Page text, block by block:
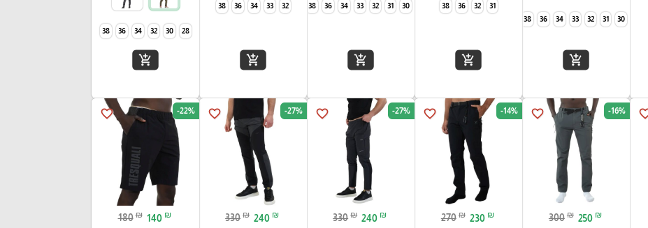
30
31
32
33
34
36
38
add_shopping_cart
31
32
36
38
add_shopping_cart
30
31
32
33
34
36
38
add_shopping_cart
32
33
34
36
38
add_shopping_cart
28
30
32
34
36
38
add_shopping_cart
favorite_border -16%
300 ₪ 250 ₪
favorite_border -14%
270 ₪ 230 ₪
favorite_border -27%
330 ₪ 240 ₪
favorite_border -27%
330 ₪ 240 ₪
favorite_border -22%
180 ₪ 140 ₪